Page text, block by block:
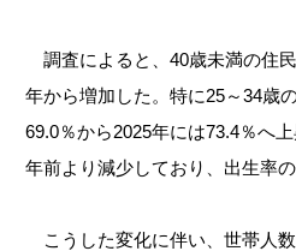
調査によると、40歳未満の住
年から増加した。特に25～34歳
69.0％から2025年には73.4％へ
年前より減少しており、出生率
こうした変化に伴い、世帯人